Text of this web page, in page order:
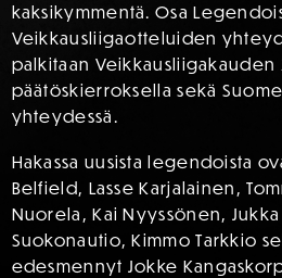
kaksikymmentä. Osa
Veikkausliigaotteluiden
palkitaan Veikkausliigakauden
päätöskierroksella sekä
yhteydessä.
Hakassa uusista legendoista
Belfield, Lasse Karjalainen,
Nuorela, Kai Nyyssönen,
Suokonautio, Kimmo Tarkkio
edesmennyt Jokke